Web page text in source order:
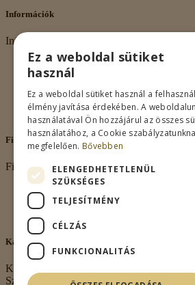
Információk
Információk
Rólunk
Adatkezelés
Vásárlási feltételek
Nagykereskedelem
Kapcsolat
Fiókom
Fiókom
Fiókom
Rendeléseim
Kívánságlista
Kapcsolat
Kapcsolat
Székhely:
Ez a weboldal sütiket
használ
Ez a weboldal sütiket használ a
élmény javítása érdekében. A
használatával Ön hozzájárul az összes
használatához, a Cookie
megfelelően. Bővebben
ELENGEDHETETLENÜL
SZÜKSÉGES
TELJESÍTMÉNY
CÉLZÁS
FUNKCIONALITÁS